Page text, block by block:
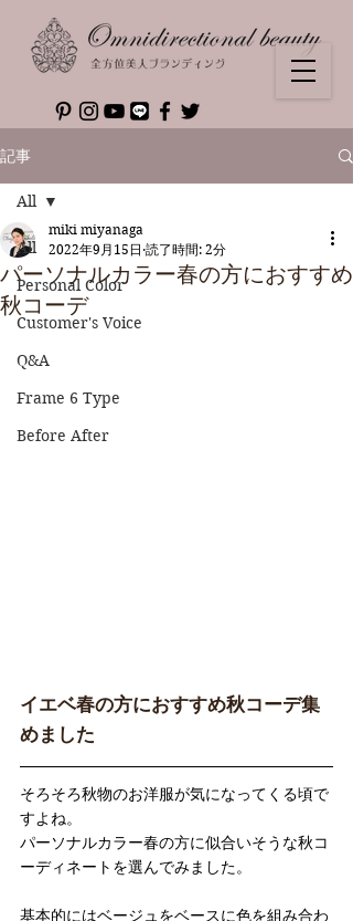
記事
All
Personal Color
Customer's Voice
Q&A
Frame 6 Type
Before After
All
パーソナルカラー春の方におすすめ
秋コーデ
miki miyanaga
2022年9月15日 読了時間: 2分
イエベ春の方におすすめ秋コーデ集
めました
そろそろ秋物のお洋服が気になってくる頃で
すよね。
パーソナルカラー春の方に似合いそうな秋コ
ーディネートを選んでみました。
基本的にはベージュをベースに色を組み合わ